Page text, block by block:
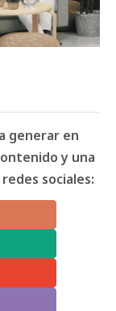
generar en
y una
sociales: